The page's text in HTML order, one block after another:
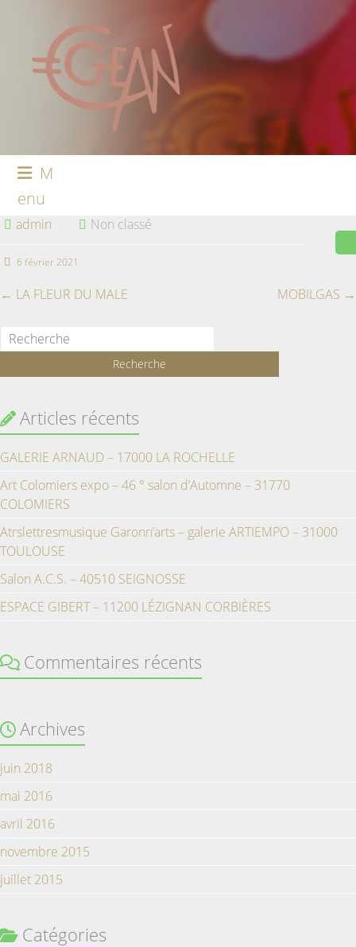
M
enu
admin Non classé
6 février 2021
← LA FLEUR DU MALE MOBILGAS →
Articles récents
GALERIE ARNAUD – 17000 LA ROCHELLE
Art Colomiers expo – 46 ° salon d’Automne – 31770
COLOMIERS
Atrslettresmusique Garonn’arts – galerie ARTIEMPO – 31000
TOULOUSE
Salon A.C.S. – 40510 SEIGNOSSE
ESPACE GIBERT – 11200 LÉZIGNAN CORBIÈRES
Commentaires récents
Archives
juin 2018
mai 2016
avril 2016
novembre 2015
juillet 2015
Catégories